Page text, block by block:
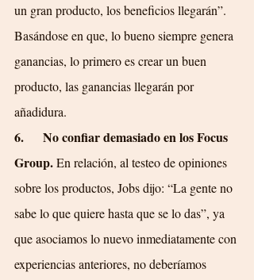
un gran producto, los beneficios llegarán”.
Basándose en que, lo bueno siempre genera
ganancias, lo primero es crear un buen
producto, las ganancias llegarán por
añadidura.
6.      No confiar demasiado en los Focus
Group. En relación, al testeo de opiniones
sobre los productos, Jobs dijo: “La gente no
sabe lo que quiere hasta que se lo das”, ya
que asociamos lo nuevo inmediatamente con
experiencias anteriores, no deberíamos